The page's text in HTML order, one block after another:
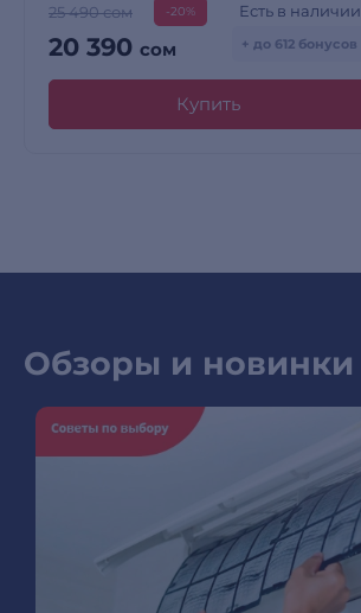
25 490 сом -20%
20 390 сом
Есть в наличии
+ до 612 бонусов
Купить
Обзоры и новинки